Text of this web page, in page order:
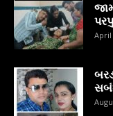
April